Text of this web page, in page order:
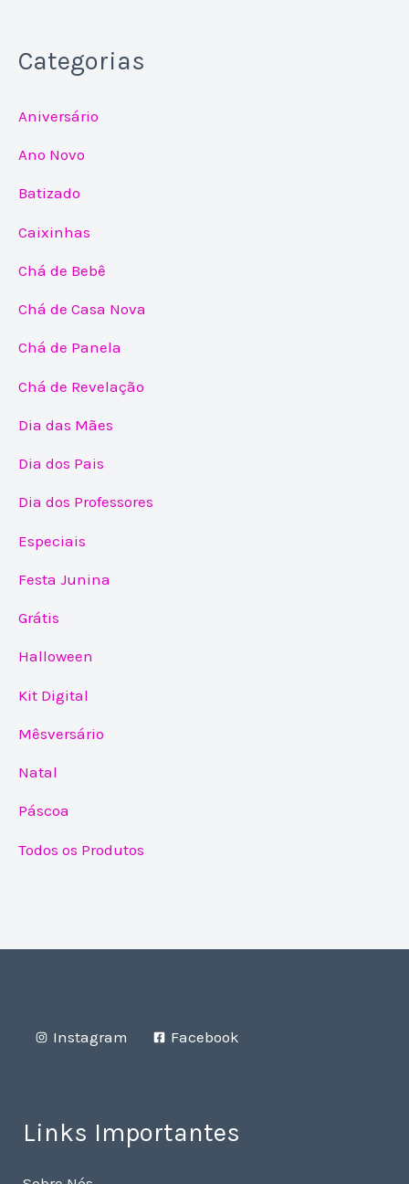
Categorias
Aniversário
Ano Novo
Batizado
Caixinhas
Chá de Bebê
Chá de Casa Nova
Chá de Panela
Chá de Revelação
Dia das Mães
Dia dos Pais
Dia dos Professores
Especiais
Festa Junina
Grátis
Halloween
Kit Digital
Mêsversário
Natal
Páscoa
Todos os Produtos
Instagram Facebook
Links Importantes